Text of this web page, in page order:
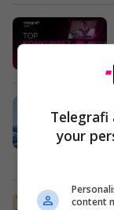
Telegrafi
your
content